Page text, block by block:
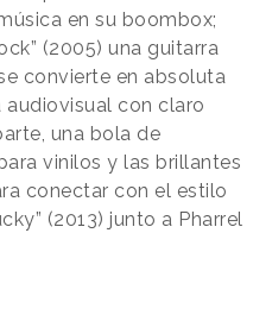
en su boombox;
(2005) una guitarra
convierte en absoluta
con claro
una bola de
vinilos y las brillantes
conectar con el estilo
(2013) junto a Pharrel